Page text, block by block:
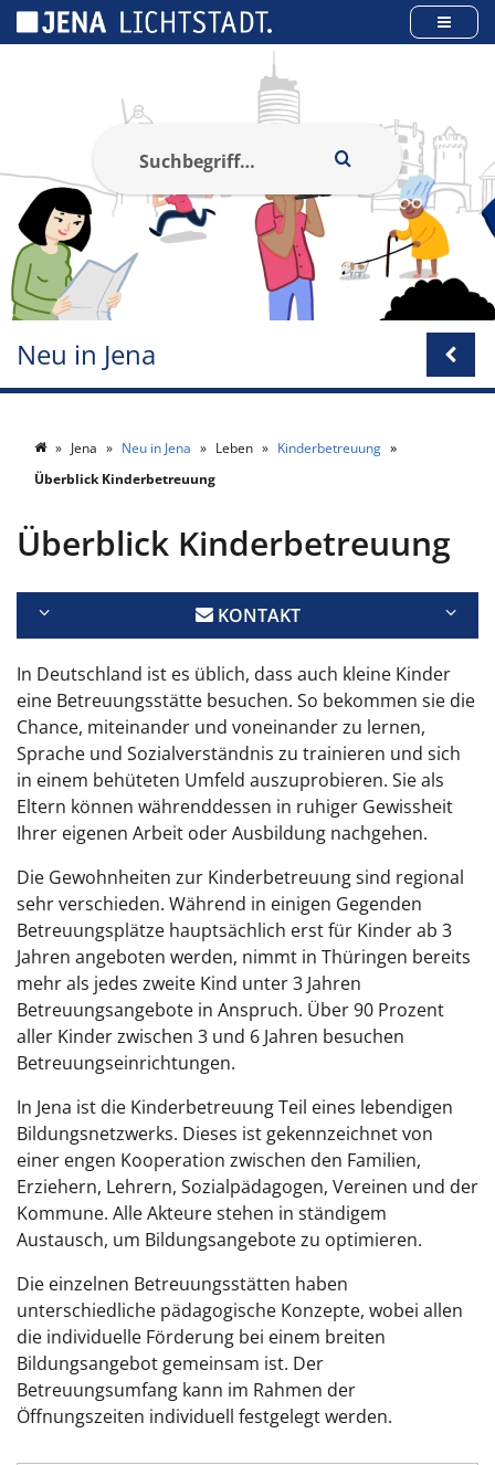
Neu in Jena
Jena Neu in Jena Leben
Kinderbetreuung
Überblick Kinderbetreuung
Überblick Kinderbetreuung
KONTAKT
In Deutschland ist es üblich, dass auch kleine Kinder
eine Betreuungsstätte besuchen. So bekommen sie die
Chance, miteinander und voneinander zu lernen,
Sprache und Sozialverständnis zu trainieren und sich
in einem behüteten Umfeld auszuprobieren. Sie als
Eltern können währenddessen in ruhiger Gewissheit
Ihrer eigenen Arbeit oder Ausbildung nachgehen.
Die Gewohnheiten zur Kinderbetreuung sind regional
sehr verschieden. Während in einigen Gegenden
Betreuungsplätze hauptsächlich erst für Kinder ab 3
Jahren angeboten werden, nimmt in Thüringen bereits
mehr als jedes zweite Kind unter 3 Jahren
Betreuungsangebote in Anspruch. Über 90 Prozent
aller Kinder zwischen 3 und 6 Jahren besuchen
Betreuungseinrichtungen.
In Jena ist die Kinderbetreuung Teil eines lebendigen
Bildungsnetzwerks. Dieses ist gekennzeichnet von
einer engen Kooperation zwischen den Familien,
Erziehern, Lehrern, Sozialpädagogen, Vereinen und der
Kommune. Alle Akteure stehen in ständigem
Austausch, um Bildungsangebote zu optimieren.
Die einzelnen Betreuungsstätten haben
unterschiedliche pädagogische Konzepte, wobei allen
die individuelle Förderung bei einem breiten
Bildungsangebot gemeinsam ist. Der
Betreuungsumfang kann im Rahmen der
Öffnungszeiten individuell festgelegt werden.
Cookie-Einstellungen